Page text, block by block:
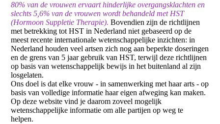
80% van de vrouwen ervaart hinderlijke overgangsklachten en
slechts 5,6% van de vrouwen wordt behandeld met HST
(Hormoon Suppletie Therapie). Bovendien zijn de richtlijnen
met betrekking tot HST in Nederland niet gebaseerd op de
meest recente internationale wetenschappelijke inzichten: in
Nederland houden veel artsen zich nog aan beperkte doseringen
en de grens van 5 jaar gebruik van HST, terwijl deze richtlijnen
op basis van wetenschappelijk bewijs in het buitenland al zijn
losgelaten.
Ons doel is dat elke vrouw - in samenwerking met haar arts - op
basis van volledige informatie haar eigen afweging kan maken.
Op deze website vind je daarom zoveel mogelijk
wetenschappelijke informatie om alle partijen op weg te
helpen.